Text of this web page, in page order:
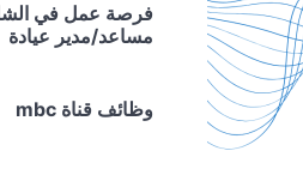
فرصة عمل في
مساعد/مدير عيادة
وظائف قناة mbc